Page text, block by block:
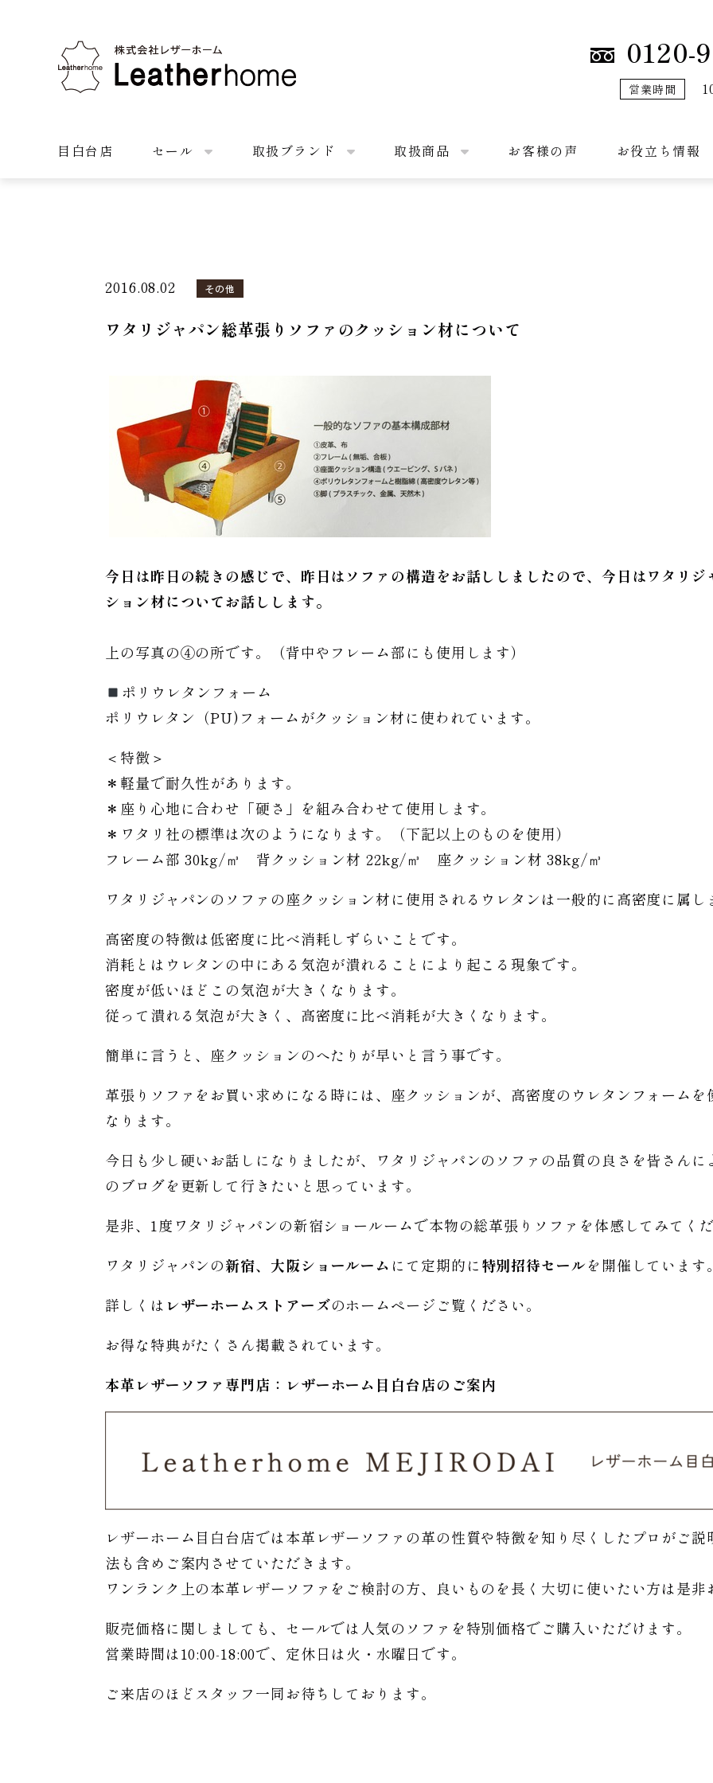
株式会社レザーホーム 0120-
営業時間
目白台店 セール 取扱ブランド 取扱商品 お客様の声 お役立ち情報
2016.08.02 その他
ワタリジャパン総革張りソファのクッション材について
今日は昨日の続きの感じで、昨日はソファの構造をお話ししましたので、今日はワタリ
ション材についてお話しします。
上の写真の④の所です。（背中やフレーム部にも使用します）
ポリウレタンフォーム
ポリウレタン（PU)フォームがクッション材に使われています。
＜特徴＞
＊軽量で耐久性があります。
＊座り心地に合わせ「硬さ」を組み合わせて使用します。
＊ワタリ社の標準は次のようになります。（下記以上のものを使用）
フレーム部 30kg/㎥ 背クッション材 22kg/㎥ 座クッション材 38kg/㎥
ワタリジャパンのソファの座クッション材に使用されるウレタンは一般的に高密度に属し
高密度の特徴は低密度に比べ消耗しずらいことです。
消耗とはウレタンの中にある気泡が潰れることにより起こる現象です。
密度が低いほどこの気泡が大きくなります。
従って潰れる気泡が大きく、高密度に比べ消耗が大きくなります。
簡単に言うと、座クッションのへたりが早いと言う事です。
革張りソファをお買い求めになる時には、座クッションが、高密度のウレタンフォーム
なります。
今日も少し硬いお話しになりましたが、ワタリジャパンのソファの品質の良さを皆さん
のブログを更新して行きたいと思っています。
是非、1度ワタリジャパンの新宿ショールームで本物の総革張りソファを体感してみてく
ワタリジャパンの新宿、大阪ショールーム にて定期的に特別招待セールを開催しています
詳しくは レザーホームストアーズのホームページご覧ください。
お得な特典がたくさん掲載されています。
本革レザーソファ専門店：レザーホーム 目白台店のご案内
レザーホーム目白台店では本革レザーソファの革の性質や特徴を知り尽くしたプロがご
法も含めご案内させていただきます。
ワンランク上の本革レザーソファをご検討の方、良いものを長く大切に使いたい方は是
販売価格に関しましても、セールでは人気のソファを特別価格でご購入いただけます。
営業時間は10:00-18:00で、定休日は火・水曜日です。
ご来店のほどスタッフ一同お待ちしております。